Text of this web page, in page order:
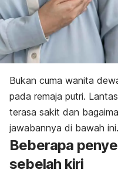
Bukan cuma wanita
pada remaja putri.
terasa sakit dan
jawabannya di bawah ini.
Beberapa
sebelah kiri